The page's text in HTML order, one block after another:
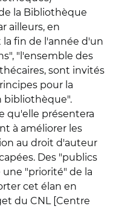
la Bibliothèque
ailleurs, en
fin de l'année d'un
"l'ensemble des
sont invités
pour la
bibliothèque".
qu'elle présentera
à améliorer les
au droit d'auteur
Des "publics
"priorité" de la
cet élan en
du CNL [Centre